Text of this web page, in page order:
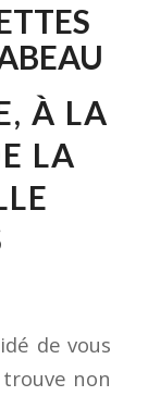
À LA
LA
de vous
non